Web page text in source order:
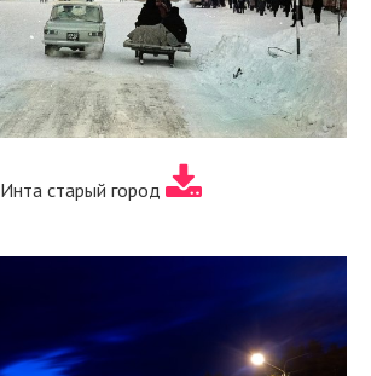
Инта старый город